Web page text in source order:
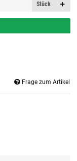
Stück
Frage zum Artikel